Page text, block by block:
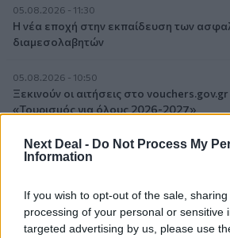
Next Deal - Do Not Process My
Information
If you wish to opt-out of the sale,
processing of your personal or sensitive
targeted advertising by us, please use
05.08.2026 - 11:30
Η νέα εποχή στην εκπαίδευση των
διαμεσολαβητών
05.08.2026 - 10:50
Ξεκινούν οι αιτήσεις στο
«Τουρισμός για όλους 2026-2027»
05.08.2026 - 10:19
WWF: Περισσότερα από 180.000
05.08.2026 - 09:45
Η Ελλάδα που αντιστέκεται και επιμένει